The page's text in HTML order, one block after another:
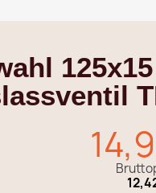
125x15